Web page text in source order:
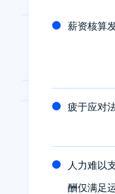
薪资核算
疲于应对
人力难以
酬仅满足